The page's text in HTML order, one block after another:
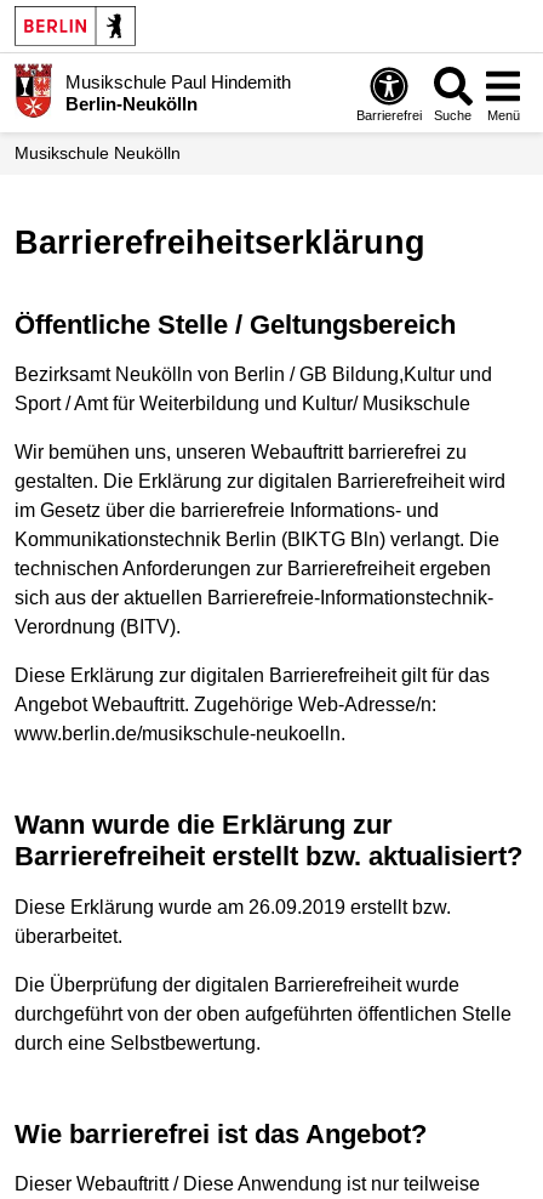
Musikschule Paul Hindemith
Berlin-Neukölln
Barrierefrei Suche Menü
Musikschule Neukölln
Barrierefreiheitserklärung
Öffentliche Stelle / Geltungsbereich
Bezirksamt Neukölln von Berlin / GB Bildung,Kultur und
Sport / Amt für Weiterbildung und Kultur/ Musikschule
Wir bemühen uns, unseren Webauftritt barrierefrei zu
gestalten. Die Erklärung zur digitalen Barrierefreiheit wird
im Gesetz über die barrierefreie Informations- und
Kommunikationstechnik Berlin (BIKTG Bln) verlangt. Die
technischen Anforderungen zur Barrierefreiheit ergeben
sich aus der aktuellen Barrierefreie-Informationstechnik-
Verordnung (BITV).
Diese Erklärung zur digitalen Barrierefreiheit gilt für das
Angebot Webauftritt. Zugehörige Web-Adresse/n:
www.berlin.de/musikschule-neukoelln.
Wann wurde die Erklärung zur
Barrierefreiheit erstellt bzw. aktualisiert?
Diese Erklärung wurde am 26.09.2019 erstellt bzw.
überarbeitet.
Die Überprüfung der digitalen Barrierefreiheit wurde
durchgeführt von der oben aufgeführten öffentlichen Stelle
durch eine Selbstbewertung.
Wie barrierefrei ist das Angebot?
Dieser Webauftritt / Diese Anwendung ist nur teilweise